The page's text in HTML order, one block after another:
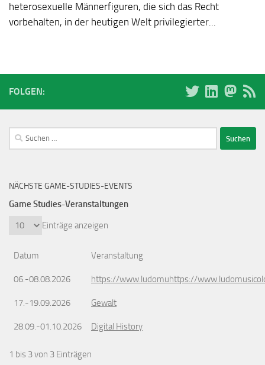
heterosexuelle Männerfiguren, die sich das Recht
vorbehalten, in der heutigen Welt privilegierter...
FOLGEN:
Suchen
nach:
NÄCHSTE GAME-STUDIES-EVENTS
Game Studies-Veranstaltungen
Einträge anzeigen
Datum Veranstaltung
06.-08.08.2026 https://www.ludomuhttps://
17.-19.09.2026 Gewalt
28.09.-01.10.2026 Digital History
1 bis 3 von 3 Einträgen